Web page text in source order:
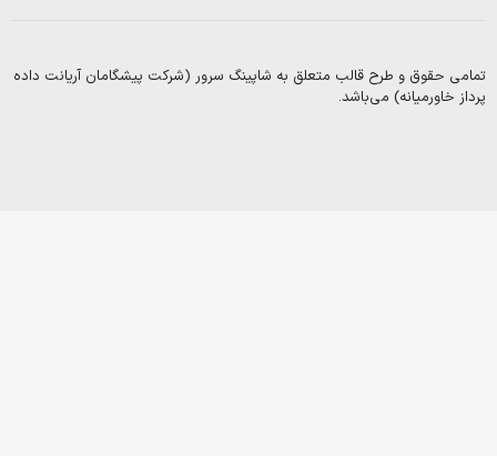
و طرح قالب متعلق به شاپینگ سرور (شرکت پیشگامان آریانت داده
می‌باشد.
Copyright